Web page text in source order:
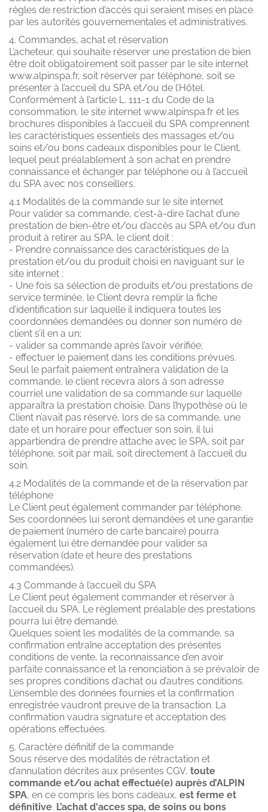
règles de restriction d’accès qui seraient mises en place
par les autorités gouvernementales et administratives.
4. Commandes, achat et réservation
L’acheteur, qui souhaite réserver une prestation de bien
être doit obligatoirement soit passer par le site internet
www.alpinspa.fr, soit réserver par téléphone, soit se
présenter à l’accueil du SPA et/ou de l’Hôtel.
Conformément à l’article L. 111-1 du Code de la
consommation, le site internet www.alpinspa.fr et les
brochures disponibles à l’accueil du SPA comprennent
les caractéristiques essentiels des massages et/ou
soins et/ou bons cadeaux disponibles pour le Client,
lequel peut préalablement à son achat en prendre
connaissance et échanger par téléphone ou à l’accueil
du SPA avec nos conseillers.
4.1 Modalités de la commande sur le site internet
Pour valider sa commande, c’est-à-dire l’achat d’une
prestation de bien-être et/ou d’accès au SPA et/ou d’un
produit à retirer au SPA, le client doit :
- Prendre connaissance des caractéristiques de la
prestation et/ou du produit choisi en naviguant sur le
site internet ;
- Une fois sa sélection de produits et/ou prestations de
service terminée, le Client devra remplir la fiche
d’identification sur laquelle il indiquera toutes les
coordonnées demandées ou donner son numéro de
client s’il en a un;
- valider sa commande après l’avoir vérifiée;
- effectuer le paiement dans les conditions prévues.
Seul le parfait paiement entraînera validation de la
commande, le client recevra alors à son adresse
courriel une validation de sa commande sur laquelle
apparaîtra la prestation choisie. Dans l’hypothèse où le
Client n’avait pas réservé, lors de sa commande, une
date et un horaire pour effectuer son soin, il lui
appartiendra de prendre attache avec le SPA, soit par
téléphone, soit par mail, soit directement à l’accueil du
soin.
4.2 Modalités de la commande et de la réservation par
téléphone
Le Client peut également commander par téléphone.
Ses coordonnées lui seront demandées et une garantie
de paiement (numéro de carte bancaire) pourra
également lui être demandée pour valider sa
réservation (date et heure des prestations
commandées).
4.3 Commande à l’accueil du SPA
Le Client peut également commander et réserver à
l’accueil du SPA. Le règlement préalable des prestations
pourra lui être demandé.
Quelques soient les modalités de la commande, sa
confirmation entraîne acceptation des présentes
conditions de vente, la reconnaissance d’en avoir
parfaite connaissance et la renonciation à se prévaloir de
ses propres conditions d’achat ou d’autres conditions.
L’ensemble des données fournies et la confirmation
enregistrée vaudront preuve de la transaction. La
confirmation vaudra signature et acceptation des
opérations effectuées.
5. Caractère définitif de la commande
Sous réserve des modalités de rétractation et
d’annulation décrites aux présentes CGV, toute
commande et/ou achat effectué(e) auprès d’ALPIN
SPA, en ce compris les bons cadeaux, est ferme et
définitive. L’achat d'acces spa, de soins ou bons